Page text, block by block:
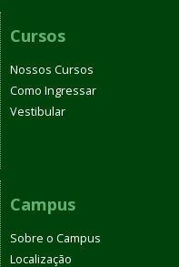
Cursos
Nossos Cursos
Como Ingressar
Vestibular
Campus
Sobre o Campus
Localização